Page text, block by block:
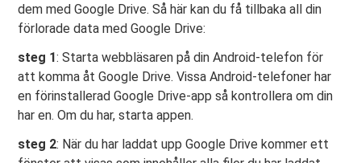
dem med Google Drive. Så här kan du få tillbaka all din
förlorade data med Google Drive:
steg 1: Starta webbläsaren på din Android-telefon för
att komma åt Google Drive. Vissa Android-telefoner har
en förinstallerad Google Drive-app så kontrollera om din
har en. Om du har, starta appen.
steg 2: När du har laddat upp Google Drive kommer ett